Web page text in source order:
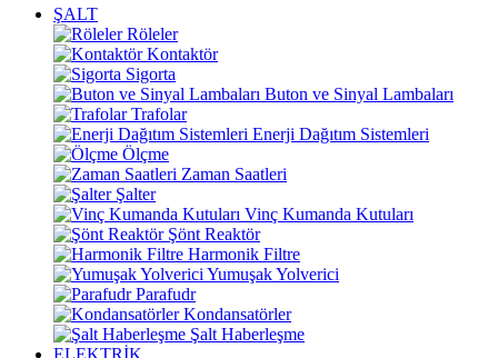
ŞALT
Röleler
Kontaktör
Sigorta
Buton ve Sinyal Lambaları
Trafolar
Enerji Dağıtım Sistemleri
Ölçme
Zaman Saatleri
Şalter
Vinç Kumanda Kutuları
Şönt Reaktör
Harmonik Filtre
Yumuşak Yolverici
Parafudr
Kondansatörler
Şalt Haberleşme
ELEKTRİK